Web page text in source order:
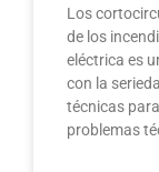
Los
de los
eléctrica es
con la
técnicas
problemas